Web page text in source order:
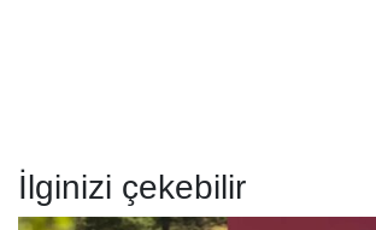
İlginizi çekebilir